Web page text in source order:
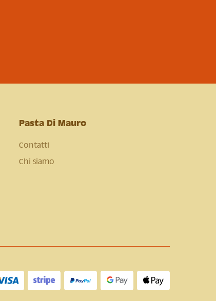
Pasta Di Mauro
Contatti
Chi siamo